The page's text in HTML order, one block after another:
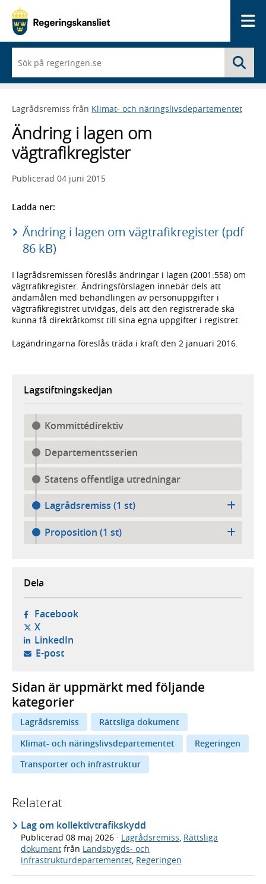
du
börjar
skriva
framträder
en
lista
med
sökförslag
Lagrådsremiss från Klimat- och näringslivsdepartementet
Ändring i lagen om
vägtrafikregister
Publicerad 04 juni 2015
Ladda ner:
Ändring i lagen om vägtrafikregister (pdf
86 kB)
I lagrådsremissen föreslås ändringar i lagen (2001:558) om
vägtrafikregister. Ändringsförslagen innebär dels att
ändamålen med behandlingen av personuppgifter i
vägtrafikregistret utvidgas, dels att den registrerade ska
kunna få direktåtkomst till sina egna uppgifter i registret.
Lagändringarna föreslås träda i kraft den 2 januari 2016.
Lagstiftningskedjan
Kommittédirektiv
Departementsserien
Statens offentliga utredningar
Lagrådsremiss (1 st)
Proposition (1 st)
Dela
Facebook- öppnas i ny flik, extern webbplats,
X- öppnas i ny flik, extern webbplats,
LinkedIn- öppnas i ny flik, extern webbplats,
E-post- öppnar din e-postklient,
Sidan är uppmärkt med följande
kategorier
Lagrådsremiss
Rättsliga dokument
Klimat- och näringslivsdepartementet
Regeringen
Transporter och infrastruktur
Relaterat
Lag om kollektivtrafikskydd
Publicerad 08 maj 2026 · Lagrådsremiss, Rättsliga
dokument från Landsbygds- och
infrastrukturdepartementet, Regeringen